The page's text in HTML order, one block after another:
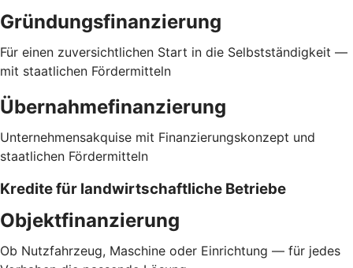
Gründungsfinanzierung
Für einen zuversichtlichen Start in die Selbstständigkeit —
mit staatlichen Fördermitteln
Übernahmefinanzierung
Unternehmensakquise mit Finanzierungskonzept und
staatlichen Fördermitteln
Kredite für landwirtschaftliche Betriebe
Objektfinanzierung
Ob Nutzfahrzeug, Maschine oder Einrichtung — für jedes